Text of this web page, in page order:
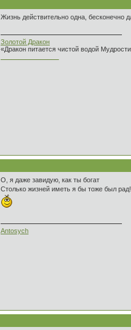
Жизнь действительно одна, бесконечно
Золотой Дракон
«Дракон питается чистой водой
О, я даже завидую, как ты богат
Столько жизней иметь я бы тоже был рад!
Antosych